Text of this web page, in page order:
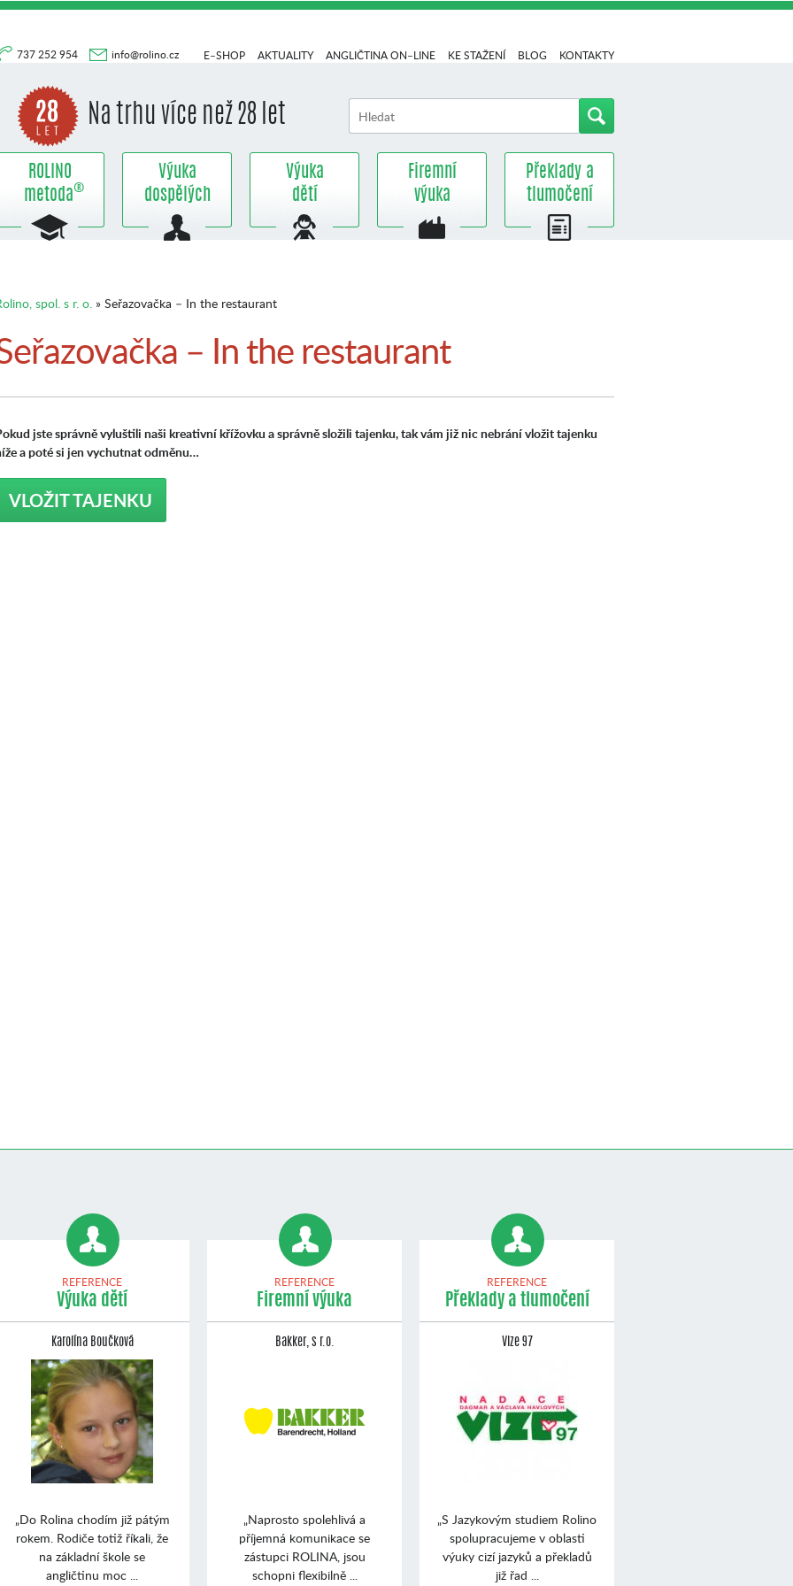
737 252 954 info@rolino.cz
Na trhu více než 28 let
E–SHOP AKTUALITY ANGLIČTINA ON–LINE KE STAŽENÍ BLOG KONTAKTY
ROLINO
metoda®
Výuka
dospělých
Výuka
dětí
Firemní
výuka
Překlady a
tlumočení
spol. s r. o. » Seřazovačka – In the restaurant
– In the restaurant
jste správně vyluštili naši kreativní křížovku a správně složili tajenku, tak vám již nic nebrání vložit tajenku
a poté si jen vychutnat odměnu…
VLOŽIT TAJENKU
REFERENCE
Výuka dětí
Karolína Boučková
„Do Rolina chodím již pátým
rokem. Rodiče totiž říkali, že
na základní škole se
angličtinu moc ...
REFERENCE
Firemní výuka
Bakker, s r.o.
„Naprosto spolehlivá a
příjemná komunikace se
zástupci ROLINA, jsou
schopni flexibilně ...
REFERENCE
Překlady a tlumočení
Vize 97
„S Jazykovým studiem Rolino
spolupracujeme v oblasti
výuky cizí jazyků a překladů
již řad ...